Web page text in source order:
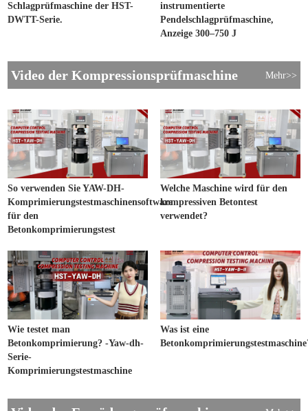
Schlagprüfmaschine der HST-
DWTT-Serie.
instrumentierte
Pendelschlagprüfmaschine,
Anzeige 300–750 J
Video der Kompressionsprüfmaschine Mehr>>
So verwenden Sie YAW-DH-
Komprimierungstestmaschinensoftware
für den
Betonkomprimierungstest
Welche Maschine wird für den
kompressiven Betontest
verwendet?
Wie testet man
Betonkomprimierung? -Yaw-dh-
Serie-
Komprimierungstestmaschine
Was ist eine